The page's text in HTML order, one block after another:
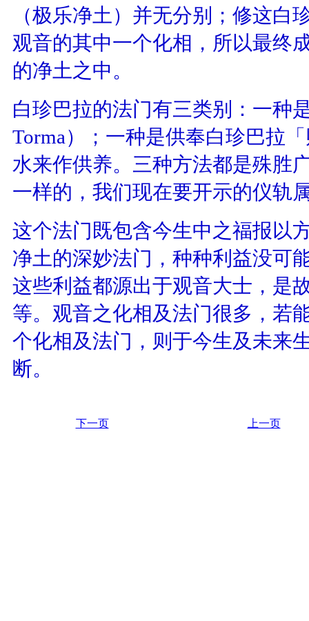
（极乐净土）并无分别；修这白
观音的其中一个化相，所以最终
的净土之中。
白珍巴拉的法门有三类别：一种
Torma）；一种是供奉白珍巴拉
水来作供养。三种方法都是殊胜
一样的，我们现在要开示的仪轨
这个法门既包含今生中之福报以
净土的深妙法门，种种利益没可
这些利益都源出于观音大士，是
等。观音之化相及法门很多，若
个化相及法门，则于今生及未来
断。
下一页 上一页